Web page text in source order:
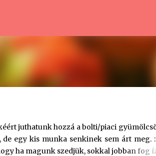
juthatunk hozzá a bolti/piaci
egy kis munka senkinek sem árt meg.
ha magunk szedjük, sokkal jobban fog